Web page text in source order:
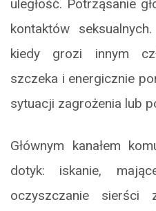
uległość. Potrząsanie
kontaktów
kiedy grozi innym
szczeka i energicznie
sytuacji zagrożenia lub
Głównym kanałem
dotyk: iskanie,
oczyszczanie